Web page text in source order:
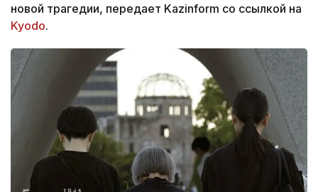
новой трагедии, передает Kazinform со ссылкой на
Kyodo.